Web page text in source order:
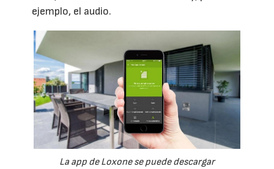
ejemplo, el audio.
La app de Loxone se puede descargar